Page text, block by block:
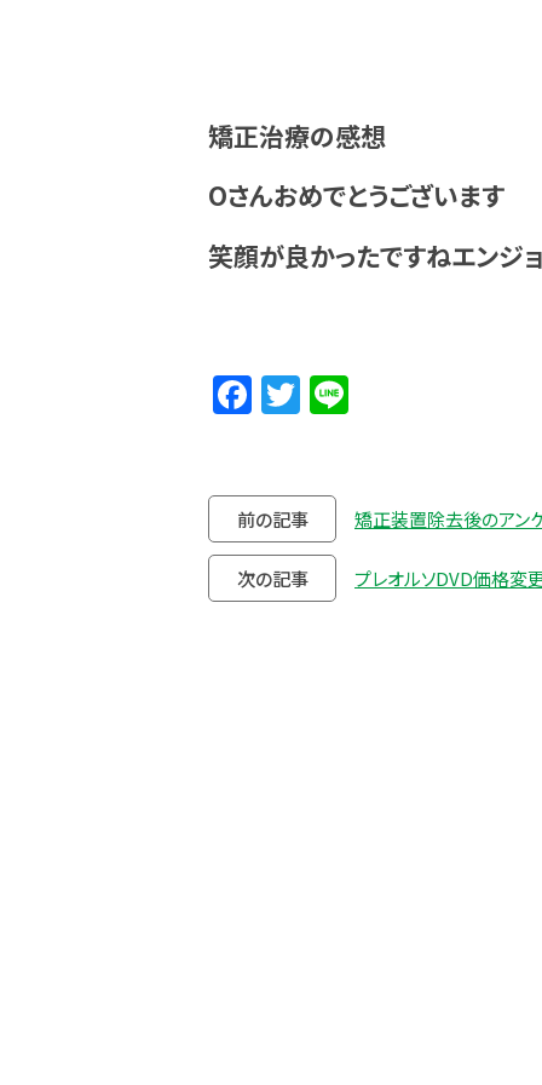
矯正治療の感想
Oさんおめでとうございます
笑顔が良かったですねエンジ
Facebook
Twitter
前の記事 矯正装置除去後のアン
次の記事 プレオルソDVD価格変